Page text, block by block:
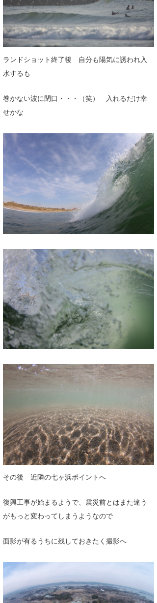
ランドショット終了後 自分も陽気に誘われ入
水するも
巻かない波に閉口・・・（笑） 入れるだけ幸
せかな
その後 近隣の七ヶ浜ポイントへ
復興工事が始まるようで、震災前とはまた違う
がもっと変わってしまうようなので
面影が有るうちに残しておきたく撮影へ